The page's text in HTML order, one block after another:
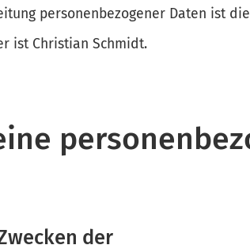
personenbezogener Daten ist die
ist Christian Schmidt.
der